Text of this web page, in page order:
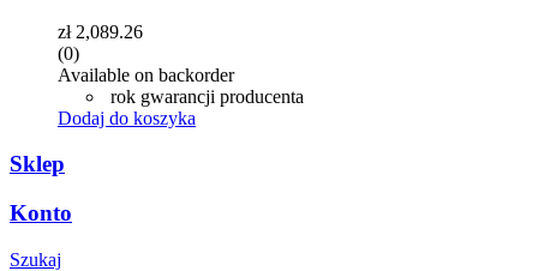
zł2,089.26
(0)
Available on backorder
rok gwarancji producenta
Dodaj do koszyka
Sklep
Konto
Szukaj